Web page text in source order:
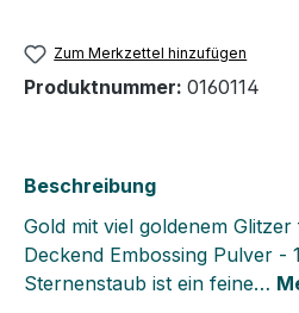
Zum Merkzettel hinzufügen
Produktnummer: 0160114
Beschreibung
Gold mit viel goldenem
Deckend Embossing Pulver -
Sternenstaub ist ein feine…